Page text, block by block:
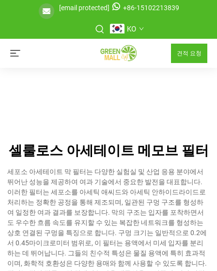
[email protected] +86-15102213839
KO
견적 요청
셀룰로스 아세테이트 메모브 필터
세포소 아세테이트 막 필터는 다양한 실험실 및 산업 응용 분야에서
뛰어난 성능을 제공하여 여과 기술에서 중요한 발전을 대표합니다.
이러한 필터는 세포소를 아세틱 애씨드와 아세틱 안하이드라이드로
처리하는 정확한 공정을 통해 제조되며, 일관된 구멍 구조를 형성하
여 일정한 여과 결과를 보장합니다. 막의 구조는 입자를 포착하면서
도 우수한 흐름 속도를 유지할 수 있는 복잡한 네트워크를 형성하는
상호 연결된 구멍을 특징으로 합니다. 구멍 크기는 일반적으로 0.2에
서 0.45마이크로미터 범위로, 이 필터는 용액에서 미세 입자를 분리
하는 데 뛰어납니다. 그들의 친수적 특성은 물질 용액에 특히 효과적
이며, 화학적 호환성은 다양한 용매와 함께 사용할 수 있도록 합니다.